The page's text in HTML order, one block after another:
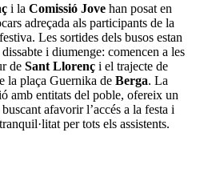
i la Comissió Jove han posat en
adreçada als participants de la
Les sortides dels busos estan
i diumenge: comencen a les
de Sant Llorenç i el trajecte de
la plaça Guernika de Berga. La
amb entitats del poble, ofereix un
afavorir l’accés a la festa i
per tots els assistents.